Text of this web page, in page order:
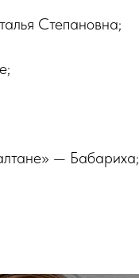
Степановна;
— Бабариха;